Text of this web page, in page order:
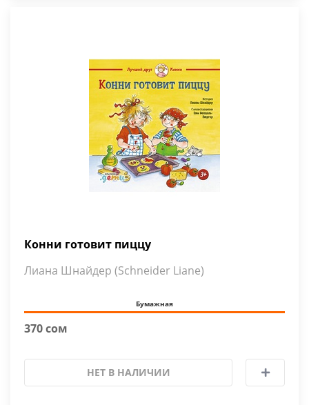
Конни готовит пиццу
Лиана Шнайдер (Schneider Liane)
Бумажная
370 сом
НЕТ В НАЛИЧИИ